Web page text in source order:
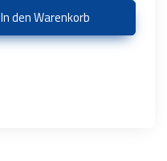
In den Warenkorb